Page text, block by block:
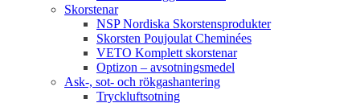
Skorstenar
NSP Nordiska Skorstensprodukter
Skorsten Poujoulat Cheminées
VETO Komplett skorstenar
Optizon – avsotningsmedel
Ask-, sot- och rökgashantering
Tryckluftsotning